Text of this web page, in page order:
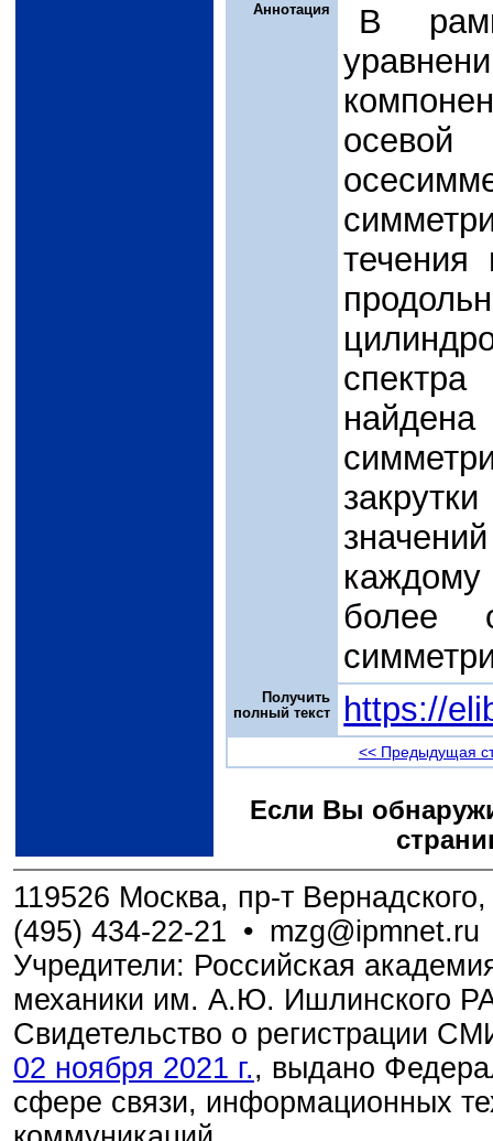
Аннотация
В
течения
найдена
более
Получить
полный текст
https://
<< Предыдущая
Если Вы
119526 Москва, пр-т
(495) 434-22-21 • mzg@ipmnet.ru
Учредители: Российская
механики им. А.Ю. Ишлинского
Свидетельство о регистрации
02 ноября 2021 г., выдано
сфере связи, информационных